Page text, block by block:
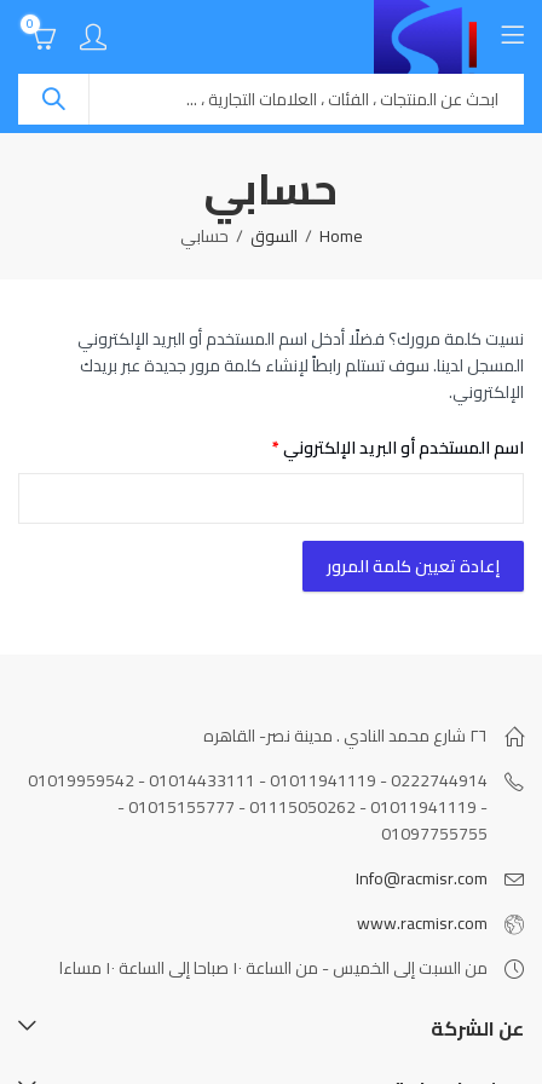
0
حسابي
Home السوق حسابي
نسيت كلمة مرورك؟ فضلًا أدخل اسم المستخدم أو البريد الإلكتروني
المسجل لدينا. سوف تستلم رابطاً لإنشاء كلمة مرور جديدة عبر بريدك
الإلكتروني.
اسم المستخدم أو البريد الإلكتروني*مطلوبة
إعادة تعيين كلمة المرور
٢٦ شارع محمد النادي . مدينة نصر- القاهره
0222744914 - 01011941119 - 01014433111 - 01019959542
- 01011941119 - 01115050262 - 01015155777 -
01097755755
Info@racmisr.com
www.racmisr.com
من السبت إلى الخميس - من الساعة ١٠ صباحا إلى الساعة ١٠ مساءا
عن الشركة